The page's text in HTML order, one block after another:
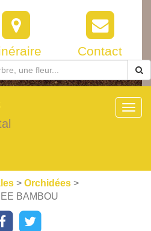
Contact
> Orchidées >
BAMBOU